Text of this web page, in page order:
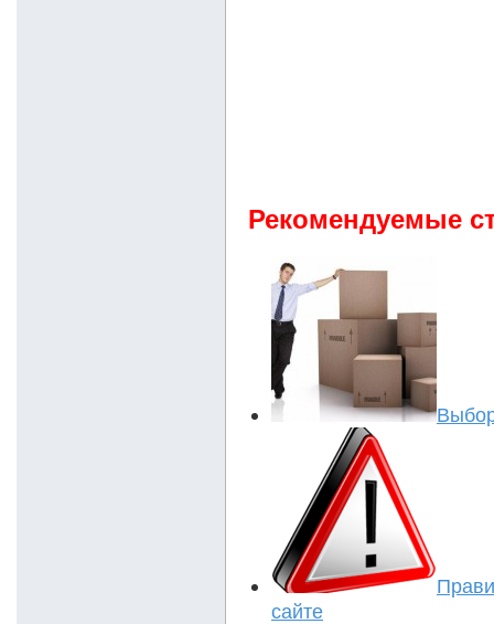
Рекомендуемые
сайте